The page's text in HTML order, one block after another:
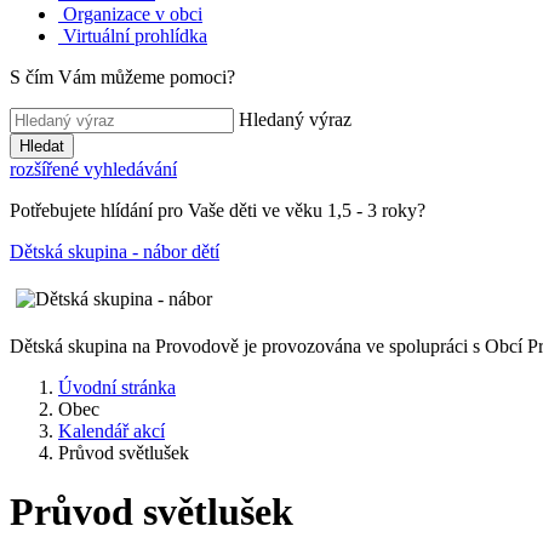
Organizace v obci
Virtuální prohlídka
S čím Vám můžeme pomoci?
Hledaný výraz
Hledat
rozšířené vyhledávání
Potřebujete hlídání pro Vaše děti ve věku 1,5 - 3 roky?
Dětská skupina - nábor dětí
Dětská skupina na Provodově je provozována ve spolupráci s Obcí
Úvodní stránka
Obec
Kalendář akcí
Průvod světlušek
Průvod světlušek